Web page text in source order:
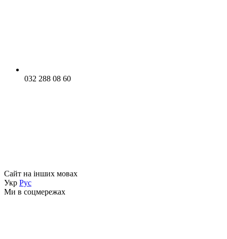
032 288 08 60
Сайт на інших мовах
Укр Рус
Ми в соцмережах